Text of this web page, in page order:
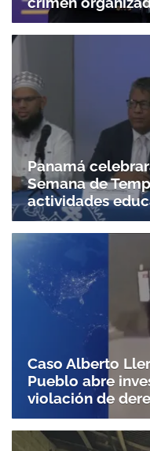
Gracias por
Panamá
Semana de
actividades
Caso Alberto
Pueblo abre
violación de